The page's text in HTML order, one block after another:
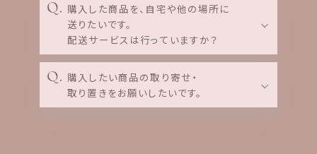
購入した商品を、自宅や他の場所に
送りたいです。
配送サービスは行っていますか？
購入したい商品の取り寄せ・
取り置きをお願いしたいです。